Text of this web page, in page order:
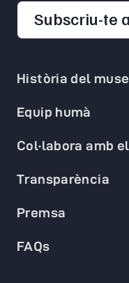
Història del
Equip humà
Col·labora amb
Transparència
Premsa
FAQs
Subscriu-te